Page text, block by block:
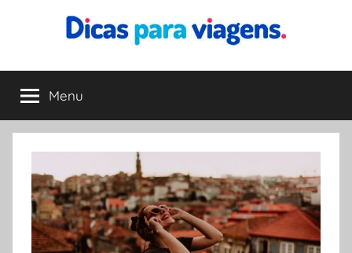
conteúdo
Dicas
para
Viagens
melhor
dica
para
viagem
Menu